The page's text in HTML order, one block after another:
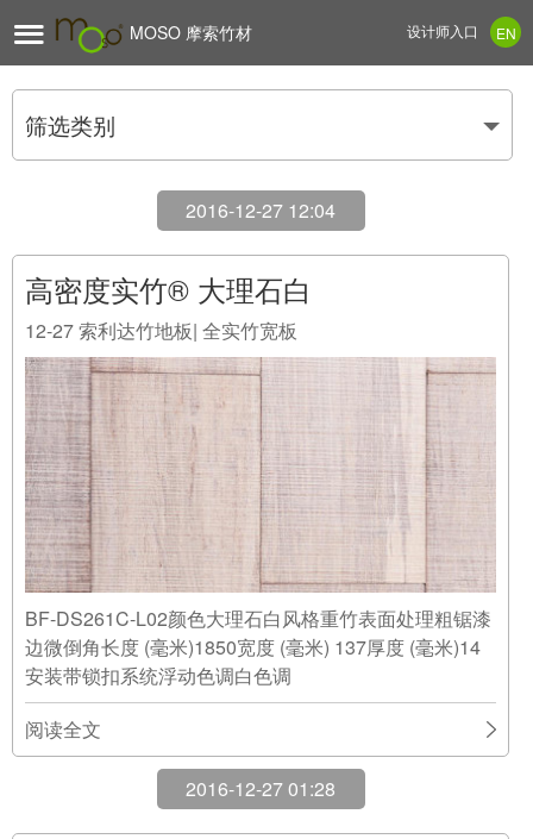
 MOSO 摩索竹材 EN
设计师入口
筛选类别
2016-12-27 12:04
高密度实竹® 大理石白
12-27索利达竹地板| 全实竹宽板
BF-DS261C-L02颜色大理石白风格重竹表面处理粗锯漆
边微倒角长度 (毫米)1850宽度 (毫米) 137厚度 (毫米)14
安装带锁扣系统浮动色调白色调
阅读全文
2016-12-27 01:28